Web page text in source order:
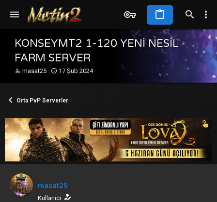
KONSEYMT2 1-120 YENİ NESİL
FARM SERVER
K
b
u
b
a
ş
l
a
t
a
n
masat25
B
g
ı
ç
t
a
r
h
17 Şub 2024
Orta PvP Serverler
masat25
Kullanıcı